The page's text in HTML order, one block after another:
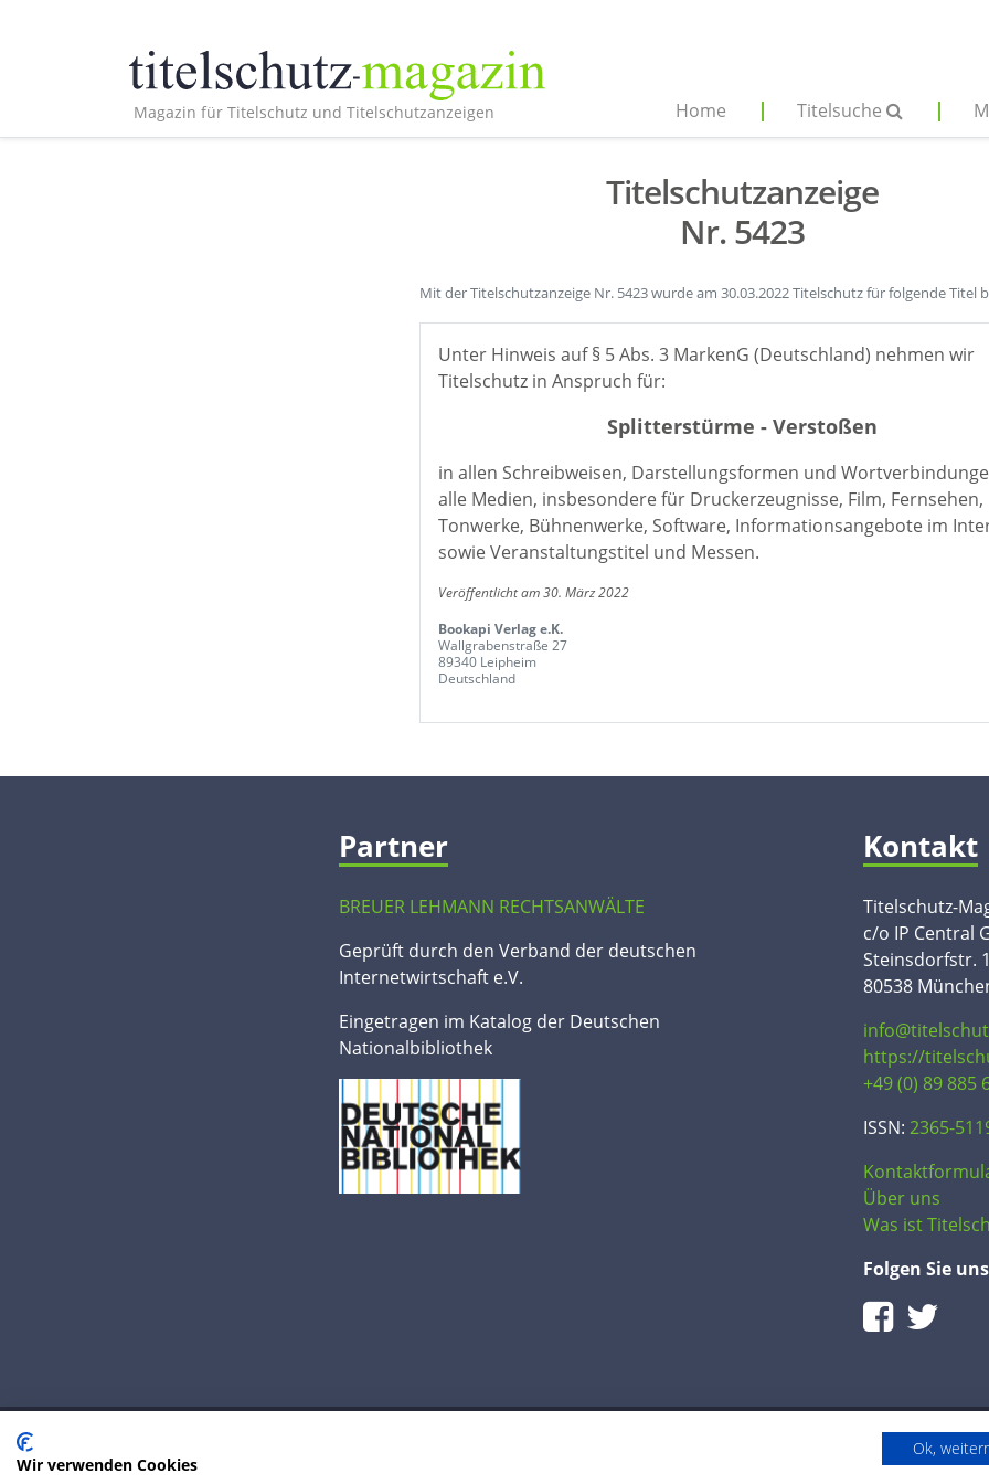
Magazin für Titelschutz und Titelschutzanzeigen Home Titelsuche
Titelschutzanzeige
Nr. 5423
Mit der Titelschutzanzeige Nr. 5423 wurde am 30.03.2022 Titelschutz für folgende Titel
Unter Hinweis auf § 5 Abs. 3 MarkenG (Deutschland) nehmen wir
Titelschutz in Anspruch für:
Splitterstürme - Verstoßen
in allen Schreibweisen, Darstellungsformen und
alle Medien, insbesondere für Druckerzeugnisse, Film, Fernsehen,
Tonwerke, Bühnenwerke, Software, Informationsangebote im
sowie Veranstaltungstitel und Messen.
Veröffentlicht am 30. März 2022
Bookapi Verlag e.K.
Wallgrabenstraße 27
89340 Leipheim
Deutschland
Partner
BREUER LEHMANN RECHTSANWÄLTE
Geprüft durch den Verband der deutschen
Internetwirtschaft e.V.
Eingetragen im Katalog der Deutschen
Nationalbibliothek
Kontakt
Titelschutz-
c/o IP Central
Steinsdorfstr.
80538
https://
+49 (0) 89 885
ISSN: 2365-
Über uns
Was ist
Folgen Sie uns
© 2020 IP Central GmbH
Wir verwenden Cookies
Ok,